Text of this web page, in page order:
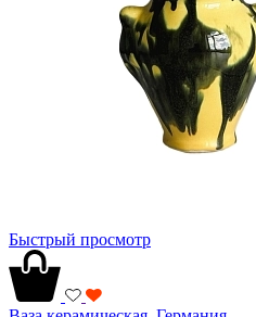
Быстрый просмотр